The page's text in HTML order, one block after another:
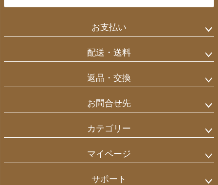
お支払い
配送・送料
返品・交換
お問合せ先
カテゴリー
マイページ
サポート